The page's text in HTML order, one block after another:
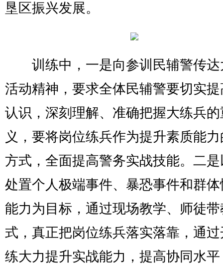
垦区振兴发展。
训练中，一是向参训民辅警传达
活动精神，要求全体民辅警要切实
认识，深刻理解、准确把握大练兵
义，要将岗位练兵作为提升素质能
方式，全面提高警务实战技能。二
处置个人极端事件、暴恐事件和群
能力为目标，通过现场教学、师徒
式，真正把岗位练兵落实落靠，通
练大力提升实战能力，提高协同水